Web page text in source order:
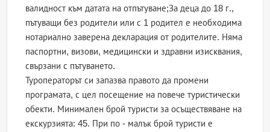
валидност към датата на отпътуване;За деца до 18 г.,
пътуващи без родители или с 1 родител е необходима
нотариално заверена декларация от родителите. Няма
паспортни, визови, медицински и здравни изисквания,
свързани с пътуването.
Туроператорът си запазва правото да промени
програмата, с цел посещение на повече туристически
обекти. Минимален брой туристи за осъществяване на
екскурзията: 45. При по - малък брой туристи е